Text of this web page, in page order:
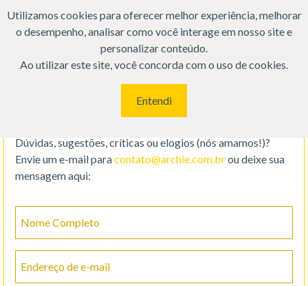
Utilizamos cookies para oferecer melhor experiência, melhorar
o desempenho, analisar como você interage em nosso site e
personalizar conteúdo.
Ao utilizar este site, você concorda com o uso de cookies.
Entendi
Fale com a gente!
Dúvidas, sugestões, críticas ou elogios (nós amamos!)?
Envie um e-mail paracontato@archie.com.brou deixe sua
mensagem aqui:
Nome Completo
Endereço de e-mail